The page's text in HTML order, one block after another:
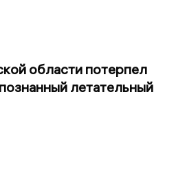
области потерпел
летательный